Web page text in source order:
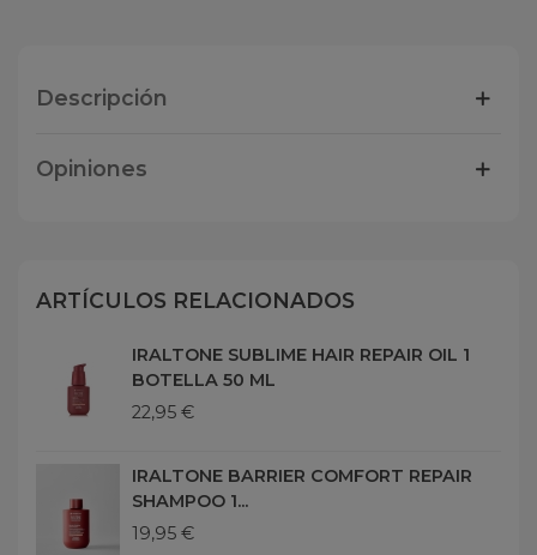
Descripción
Opiniones
ARTÍCULOS RELACIONADOS
IRALTONE SUBLIME HAIR REPAIR OIL 1
BOTELLA 50 ML
22,95 €
IRALTONE BARRIER COMFORT REPAIR
SHAMPOO 1...
19,95 €